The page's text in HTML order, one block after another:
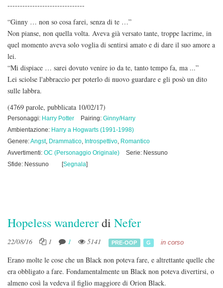
-------------------------------
“Ginny … non so cosa farei, senza di te …”
Non pianse, non quella volta. Aveva già versato tante, troppe lacrime, in
quel momento aveva solo voglia di sentirsi amato e di dare il suo amore a
lei.
“Mi dispiace … sarei dovuto venire io da te, tanto tempo fa, ma ...”
Lei sciolse l'abbraccio per poterlo di nuovo guardare e gli posò un dito
sulle labbra.
(4769 parole, pubblicata 10/02/17)
Personaggi: Harry Potter Pairing: Ginny/Harry
Ambientazione: Harry a Hogwarts (1991-1998)
Genere:Angst, Drammatico, Introspettivo, Romantico
Avvertimenti: OC (Personaggio Originale)
Serie: Nessuno
Sfide: Nessuno
[Segnala]
Hopeless wandererdi Nefer
22/08/16 1 1 5141 PRE-OOP G in corso
Erano molte le cose che un Black non poteva fare, e altrettante quelle che
era obbligato a fare. Fondamentalmente un Black non poteva divertirsi, o
almeno così la vedeva il figlio maggiore di Orion Black.